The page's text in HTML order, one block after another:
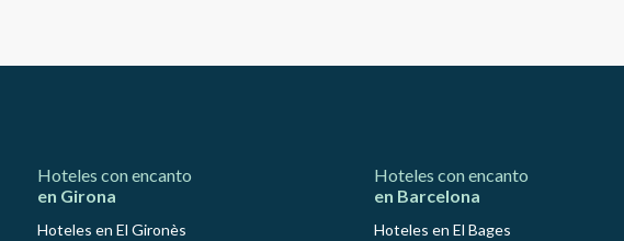
Hoteles con encanto
en Girona
Hoteles en El Gironès
Hoteles con encanto
en Barcelona
Hoteles en El Bages